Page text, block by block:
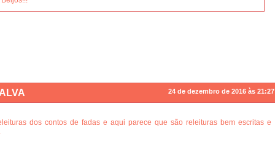
24 de dezembro de 2016 às 21:27
dos contos de fadas e aqui parece que são releituras bem escritas e